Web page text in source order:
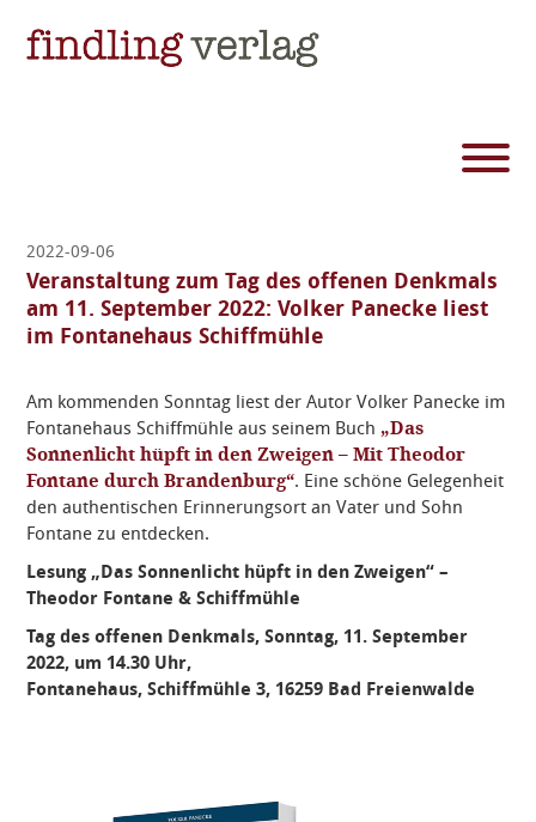
2022-09-06
Veranstaltung zum Tag des offenen Denkmals
am 11. September 2022: Volker Panecke liest
im Fontanehaus Schiffmühle
Am kommenden Sonntag liest der Autor Volker Panecke im
Fontanehaus Schiffmühle aus seinem Buch „Das
Sonnenlicht hüpft in den Zweigen – Mit Theodor
Fontane durch Brandenburg“. Eine schöne Gelegenheit
den authentischen Erinnerungsort an Vater und Sohn
Fontane zu entdecken.
Lesung „Das Sonnenlicht hüpft in den Zweigen“ –
Theodor Fontane & Schiffmühle
Tag des offenen Denkmals, Sonntag, 11. September
2022, um 14.30 Uhr,
Fontanehaus, Schiffmühle 3, 16259 Bad Freienwalde